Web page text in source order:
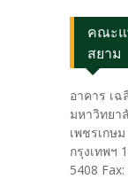
คณะแ
สยาม
อาคาร เ
มหาวิทยา
เพชรเกษ
กรุงเทพฯ
5408